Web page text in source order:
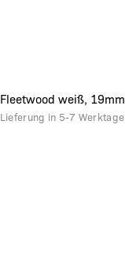
Fleetwood weiß, 19mm
Lieferung in 5-7 Werktage